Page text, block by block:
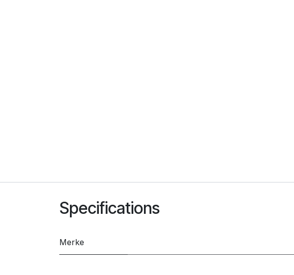
Specifications
Merke